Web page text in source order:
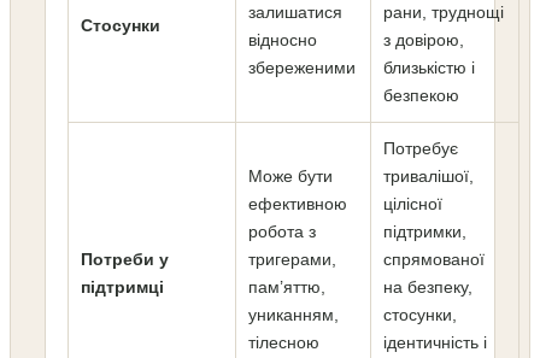
Стосунки
залишатися
відносно
збереженими
рани, труднощі
з довірою,
близькістю і
безпекою
Потреби у
підтримці
Може бути
ефективною
робота з
тригерами,
пам’яттю,
униканням,
тілесною
Потребує
тривалішої,
цілісної
підтримки,
спрямованої
на безпеку,
стосунки,
ідентичність і